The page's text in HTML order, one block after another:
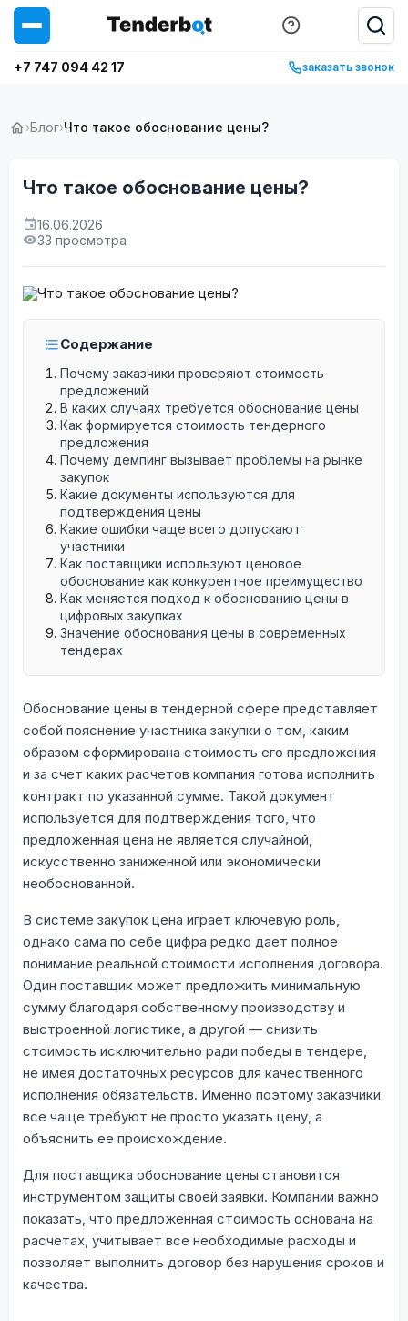
+7 747 094 42 17 заказать звонок
›Блог›Что такое обоснование цены?
Что такое обоснование цены?
16.06.2026
33 просмотра
Содержание
Почему заказчики проверяют стоимость
предложений
В каких случаях требуется обоснование цены
Как формируется стоимость тендерного
предложения
Почему демпинг вызывает проблемы на рынке
закупок
Какие документы используются для
подтверждения цены
Какие ошибки чаще всего допускают
участники
Как поставщики используют ценовое
обоснование как конкурентное преимущество
Как меняется подход к обоснованию цены в
цифровых закупках
Значение обоснования цены в современных
тендерах
Обоснование цены в тендерной сфере представляет
собой пояснение участника закупки о том, каким
образом сформирована стоимость его предложения
и за счет каких расчетов компания готова исполнить
контракт по указанной сумме. Такой документ
используется для подтверждения того, что
предложенная цена не является случайной,
искусственно заниженной или экономически
необоснованной.
В системе закупок цена играет ключевую роль,
однако сама по себе цифра редко дает полное
понимание реальной стоимости исполнения договора.
Один поставщик может предложить минимальную
сумму благодаря собственному производству и
выстроенной логистике, а другой — снизить
стоимость исключительно ради победы в тендере,
не имея достаточных ресурсов для качественного
исполнения обязательств. Именно поэтому заказчики
все чаще требуют не просто указать цену, а
объяснить ее происхождение.
Для поставщика обоснование цены становится
инструментом защиты своей заявки. Компании важно
показать, что предложенная стоимость основана на
расчетах, учитывает все необходимые расходы и
позволяет выполнить договор без нарушения сроков и
качества.